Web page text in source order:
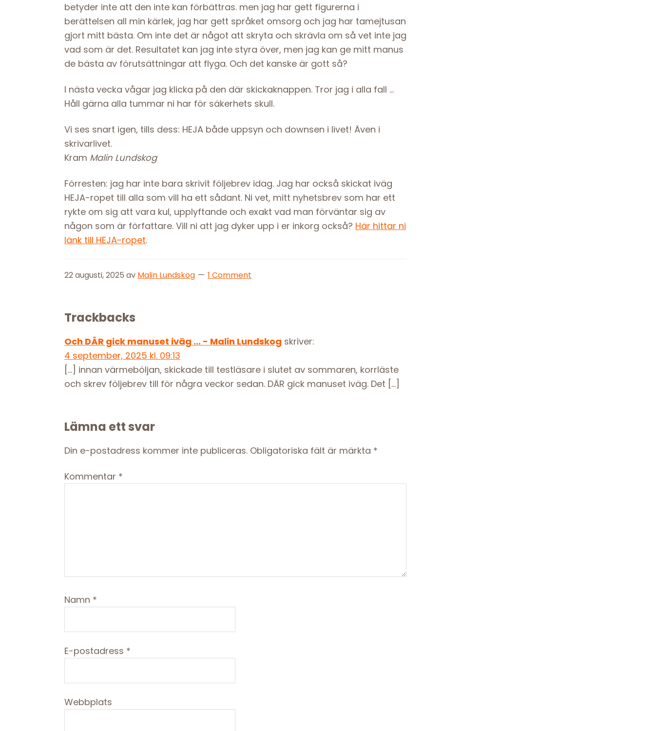
betyder inte att den inte kan förbättras. men jag har gett figurerna i
berättelsen all min kärlek, jag har gett språket omsorg och jag har tamejtusan
gjort mitt bästa. Om inte det är något att skryta och skrävla om så vet inte jag
vad som är det. Resultatet kan jag inte styra över, men jag kan ge mitt manus
de bästa av förutsättningar att flyga. Och det kanske är gott så?
I nästa vecka vågar jag klicka på den där skickaknappen. Tror jag i alla fall …
Håll gärna alla tummar ni har för säkerhets skull.
Vi ses snart igen, tills dess: HEJA både uppsyn och downsen i livet! Även i
skrivarlivet.
Kram Malin Lundskog
Förresten: jag har inte bara skrivit följebrev idag. Jag har också skickat iväg
HEJA-ropet till alla som vill ha ett sådant. Ni vet, mitt nyhetsbrev som har ett
rykte om sig att vara kul, upplyftande och exakt vad man förväntar sig av
någon som är författare. Vill ni att jag dyker upp i er inkorg också? Här hittar ni
länk till HEJA-ropet.
22 augusti, 2025 av Malin Lundskog 1 Comment
Reader
Interactions
Trackbacks
Och DÄR gick manuset iväg ... - Malin Lundskog skriver:
4 september, 2025 kl. 09:13
[…] innan värmeböljan, skickade till testläsare i slutet av sommaren, korrläste
och skrev följebrev till för några veckor sedan. DÄR gick manuset iväg. Det […]
Lämna ett svar
Din e-postadress kommer inte publiceras. Obligatoriska fält är märkta *
Kommentar *
Namn *
E-postadress *
Webbplats